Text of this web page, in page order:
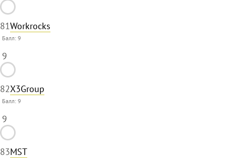
81Workrocks
Балл:9
9
82X3Group
Балл:9
9
83MST